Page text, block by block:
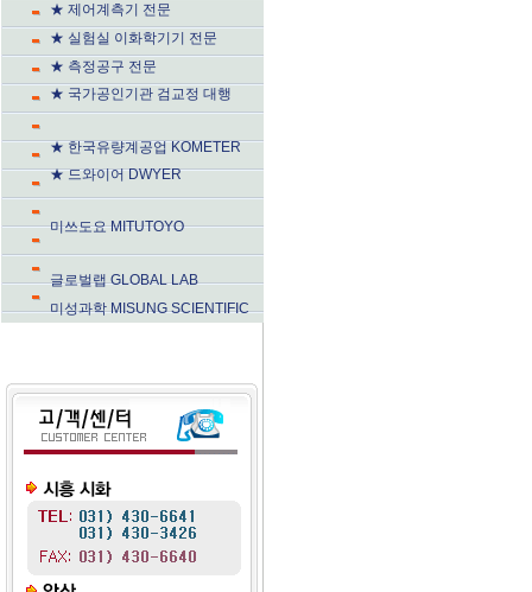
★ 제어계측기 전문
★ 실험실 이화학기기 전문
★ 측정공구 전문
★ 국가공인기관 검교정 대행
★ 한국유량계공업 KOMETER
★ 드와이어 DWYER
미쓰도요 MITUTOYO
글로벌랩 GLOBAL LAB
미성과학 MISUNG SCIENTIFIC